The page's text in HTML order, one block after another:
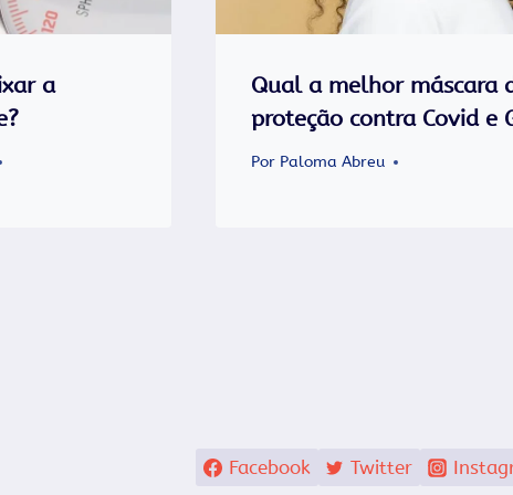
a
Qual a melhor máscara
proteção contra Covid e
Por Paloma Abreu
Facebook Twitter